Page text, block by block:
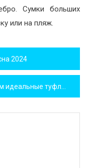
Сумки больших
или на пляж.
2024
Как приручить шпильку: выбираем идеальные туфли на каблуке